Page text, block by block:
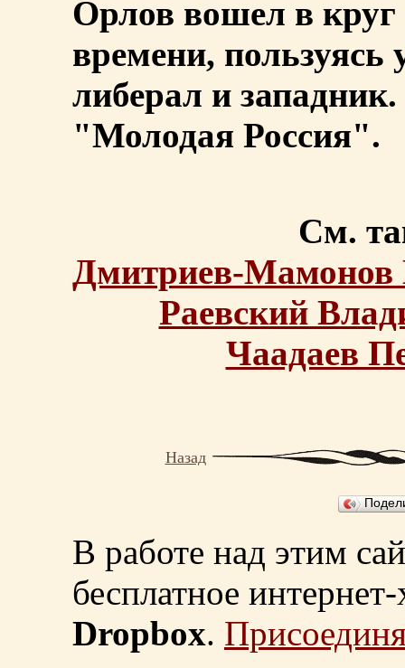
Орлов вошел в круг
времени,
либерал и
"Молодая Россия".
См.
Дмитриев-Мамонов
Раевский
Чаадаев
Назад
В работе над этим
бесплатное
Dropbox.